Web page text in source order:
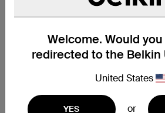
Welcome. Would
redirected to the Belkin
United States
YES or